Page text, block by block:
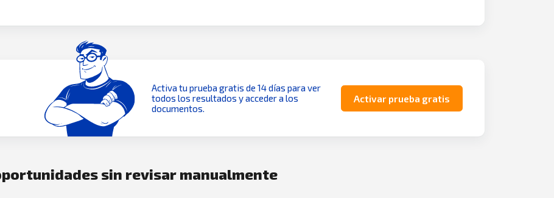
Activa tu prueba gratis de 14 días para ver
todos los resultados y acceder a los
documentos.
Activar prueba gratis
sin revisar manualmente